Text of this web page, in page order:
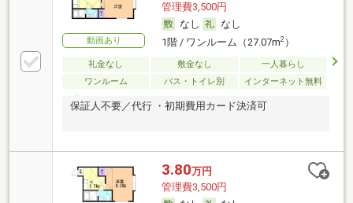
動画あり
管理費3,500円
なし
なし
1階 / ワンルーム（27.07m2）
礼金なし 敷金なし
一人暮らし
ワンルーム
バス・トイレ別 インターネット無料
保証人不要／代行 ・初期費用カード決済可
3.80万円
管理費3,500円